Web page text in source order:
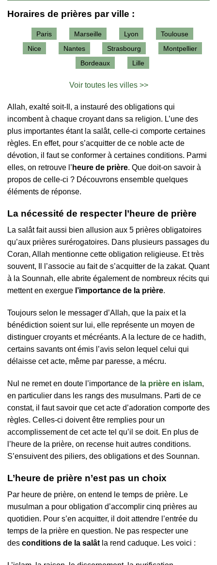
Horaires de prières par ville :
Paris Marseille Lyon
Toulouse
Nice
Nantes Strasbourg
Montpellier
Bordeaux
Lille
Voir toutes les villes >>
Allah, exalté soit-Il, a instauré des obligations qui
incombent à chaque croyant dans sa religion. L’une des
plus importantes étant la salât, celle-ci comporte certaines
règles. En effet, pour s’acquitter de ce noble acte de
dévotion, il faut se conformer à certaines conditions. Parmi
elles, on retrouve l’ heure de prière. Que doit-on savoir à
propos de celle-ci ? Découvrons ensemble quelques
éléments de réponse.
La nécessité de respecter l’heure de prière
La salât fait aussi bien allusion aux 5 prières obligatoires
qu’aux prières surérogatoires. Dans plusieurs passages du
Coran, Allah mentionne cette obligation religieuse. Et très
souvent, Il l’associe au fait de s’acquitter de la zakat. Quant
à la Sounnah, elle abrite également de nombreux récits qui
mettent en exergue l’importance de la prière.
Toujours selon le messager d’Allah, que la paix et la
bénédiction soient sur lui, elle représente un moyen de
distinguer croyants et mécréants. A la lecture de ce hadith,
certains savants ont émis l’avis selon lequel celui qui
délaisse cet acte, même par paresse, a mécru.
Nul ne remet en doute l’importance de la prière en islam,
en particulier dans les rangs des musulmans. Parti de ce
constat, il faut savoir que cet acte d’adoration comporte des
règles. Celles-ci doivent être remplies pour un
accomplissement de cet acte tel qu’il se doit. En plus de
l’heure de la prière, on recense huit autres conditions.
S’ensuivent des piliers, des obligations et des Sounnan.
L’heure de prière n’est pas un choix
Par heure de prière, on entend le temps de prière. Le
musulman a pour obligation d’accomplir cinq prières au
quotidien. Pour s’en acquitter, il doit attendre l’entrée du
temps de la prière en question. Ne pas respecter une
des conditions de la salât la rend caduque. Les voici :